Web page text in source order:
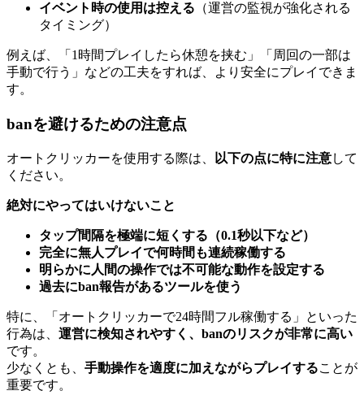
イベント時の使用は控える （運営の監視が強化される
タイミング）
例えば、「1時間プレイしたら休憩を挟む」「周回の一部は
手動で行う」などの工夫をすれば、より安全にプレイできま
す。
banを避けるための注意点
オートクリッカーを使用する際は、 以下の点に特に注意して
ください。
絶対にやってはいけないこと
タップ間隔を極端に短くする（0.1秒以下など）
完全に無人プレイで何時間も連続稼働する
明らかに人間の操作では不可能な動作を設定する
過去にban報告があるツールを使う
特に、「オートクリッカーで24時間フル稼働する」といった
行為は、 運営に検知されやすく、banのリスクが非常に高い
です。
少なくとも、 手動操作を適度に加えながらプレイすることが
重要です。